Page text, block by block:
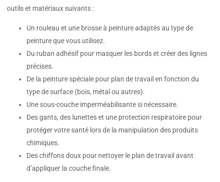
outils et matériaux suivants :
Un rouleau et une brosse à peinture adaptés au type de
peinture que vous utilisez.
Du ruban adhésif pour masquer les bords et créer des lignes
précises.
De la peinture spéciale pour plan de travail en fonction du
type de surface (bois, métal ou autres).
Une sous-couche imperméabilisante si nécessaire.
Des gants, des lunettes et une protection respiratoire pour
protéger votre santé lors de la manipulation des produits
chimiques.
Des chiffons doux pour nettoyer le plan de travail avant
d’appliquer la couche finale.